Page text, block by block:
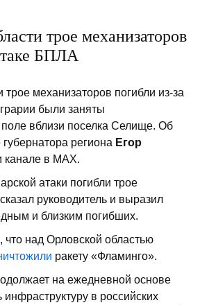
трое механизаторов
БПЛА
трое механизаторов погибли из-за
были заняты
вблизи поселка Селище. Об
региона Егор
канале в МАХ.
атаки погибли трое
руководитель и выразил
и близким погибших.
что над Орловской областью
ракету «Фламинго».
на ежедневной основе
инфраструктуру в российских